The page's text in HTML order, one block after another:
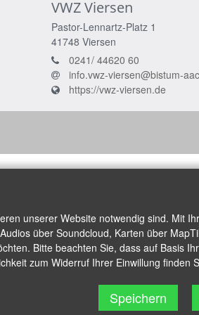
VWZ Viersen
Pastor-Lennartz-Platz 1
41748 Viersen
0241/ 44620 60
info.vwz-viersen@bistum-
https://vwz-viersen.de
unserer Website notwendig sind. Mit
über Soundcloud, Karten über
Bitte beachten Sie, dass auf Basis
zum Widerruf Ihrer Einwillung finden
Speichern